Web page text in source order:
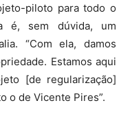
piloto para todo o
é, sem dúvida, um
“Com ela, damos
Estamos aqui
[de regularização]
o de Vicente Pires”.